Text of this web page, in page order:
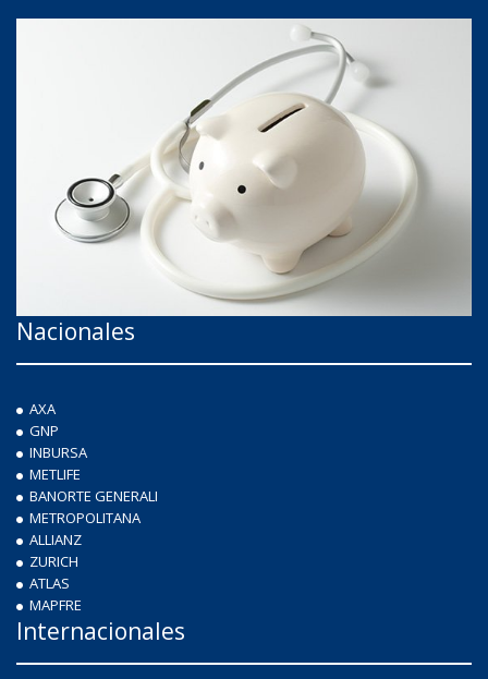
Nacionales
AXA
GNP
INBURSA
METLIFE
BANORTE GENERALI
METROPOLITANA
ALLIANZ
ZURICH
ATLAS
MAPFRE
Internacionales